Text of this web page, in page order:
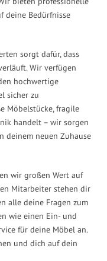
deine Bedürfnisse
sorgt dafür, dass
Wir verfügen
hochwertige
sicher zu
Möbelstücke, fragile
handelt – wir sorgen
deinem neuen Zuhause
wir großen Wert auf
Mitarbeiter stehen dir
alle deine Fragen zum
wie einen Ein- und
für deine Möbel an.
und dich auf dein